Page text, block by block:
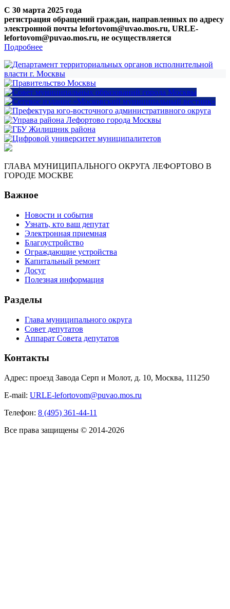
С 30 марта 2025 года
регистрация обращений граждан, направленных по адресу
электронной почты lefortovom@uvao.mos.ru, URLE-
lefortovom@puvao.mos.ru, не осуществляется
Подробнее
ГЛАВА МУНИЦИПАЛЬНОГО ОКРУГА ЛЕФОРТОВО В
ГОРОДЕ МОСКВЕ
Важное
Новости и события
Узнать, кто ваш депутат
Электронная приемная
Благоустройство
Ограждающие устройства
Капитальный ремонт
Досуг
Полезная информация
Разделы
Глава муниципального округа
Совет депутатов
Аппарат Совета депутатов
Контакты
Адрес: проезд Завода Серп и Молот, д. 10, Москва, 111250
E-mail: URLE-lefortovom@puvao.mos.ru
Телефон: 8 (495) 361-44-11
Все права защищены © 2014-2026